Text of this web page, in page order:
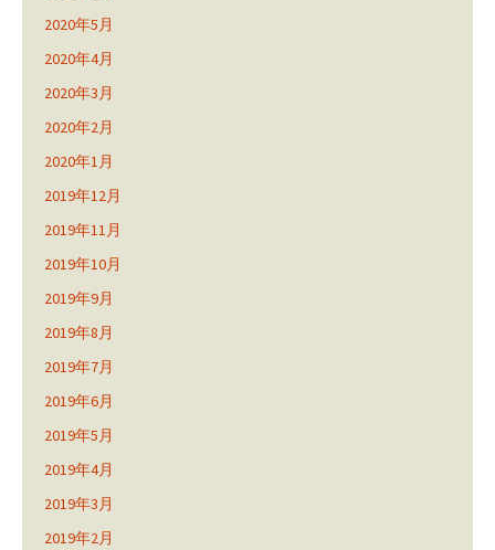
2020年5月
2020年4月
2020年3月
2020年2月
2020年1月
2019年12月
2019年11月
2019年10月
2019年9月
2019年8月
2019年7月
2019年6月
2019年5月
2019年4月
2019年3月
2019年2月